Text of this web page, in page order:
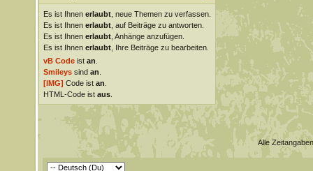
Es ist Ihnen erlaubt, neue Themen zu verfassen.
Es ist Ihnen erlaubt, auf Beiträge zu antworten.
Es ist Ihnen erlaubt, Anhänge anzufügen.
Es ist Ihnen erlaubt, Ihre Beiträge zu bearbeiten.
vB Codeist an
Smileyssind an
[IMG] Code ist an
HTML-Code ist aus.
Alle